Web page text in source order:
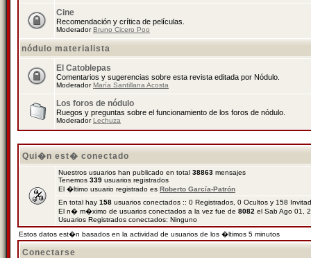
Cine
Recomendación y crítica de películas.
ModeradorBruno Cicero Poo
nódulo materialista
El Catoblepas
Comentarios y sugerencias sobre esta revista editada por Nódulo.
ModeradorMaría Santillana Acosta
Los foros de nódulo
Ruegos y preguntas sobre el funcionamiento de los foros de nódulo.
ModeradorLechuza
Qui�n est� conectado
Nuestros usuarios han publicado en total 38863 mensajes
Tenemos 339 usuarios registrados
El �ltimo usuario registrado es Roberto García-Patrón
En total hay 158 usuarios conectados :: 0 Registrados, 0 Ocultos y 158
El n� m�ximo de usuarios conectados a la vez fue de 8082 el Sab Ago 01,
Usuarios Registrados conectados: Ninguno
Estos datos est�n basados en la actividad de usuarios de los �ltimos 5 minutos
Conectarse